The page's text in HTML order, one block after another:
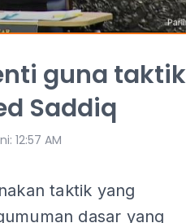
guna taktik
Saddiq
: 12:57 AM
taktik yang
dasar yang